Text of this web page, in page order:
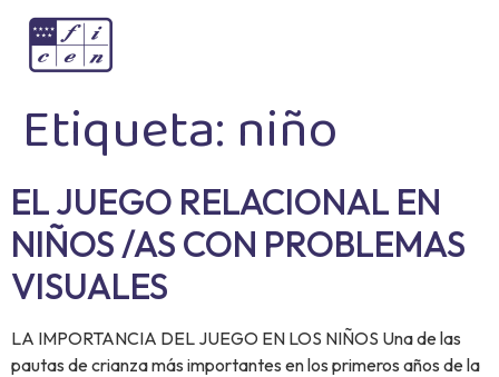
Etiqueta: niño
EL JUEGO RELACIONAL EN
NIÑOS /AS CON PROBLEMAS
VISUALES
LA IMPORTANCIA DEL JUEGO EN LOS NIÑOS Una de las
pautas de crianza más importantes en los primeros años de la